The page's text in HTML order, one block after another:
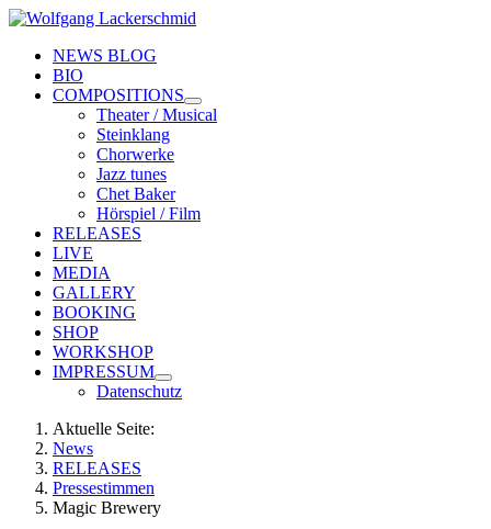
NEWS BLOG
BIO
COMPOSITIONS
Theater / Musical
Steinklang
Chorwerke
Jazz tunes
Chet Baker
Hörspiel / Film
RELEASES
LIVE
MEDIA
GALLERY
BOOKING
SHOP
WORKSHOP
IMPRESSUM
Datenschutz
Aktuelle Seite:
News
RELEASES
Pressestimmen
Magic Brewery